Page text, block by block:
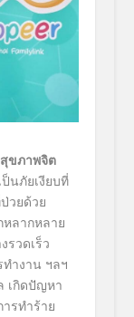
ขภาพจิต
นภัยเงียบที่
วยด้วย
หลากหลาย
รวดเร็ว
ทำงาน ฯลฯ
เกิดปัญหา
รทำร้าย